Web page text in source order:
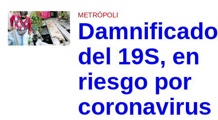
METRÓPOLI
del 19S, en
riesgo por
coronavirus